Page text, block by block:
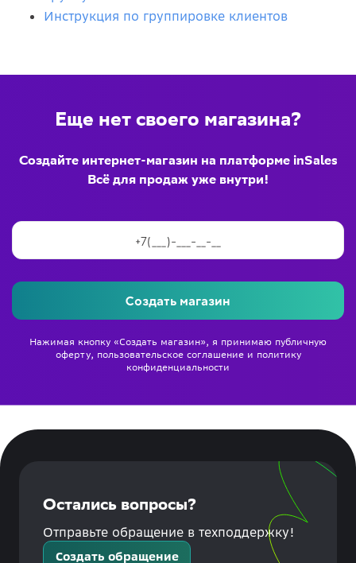
Инструкция по группировке клиентов
Еще нет своего магазина?
Создайте интернет-магазин на платформе inSales
Всё для продаж уже внутри!
Создать магазин
Нажимая кнопку «Создать магазин», я принимаю публичную
оферту, пользовательское соглашениеи политику
конфиденциальности
Остались вопросы?
Отправьте обращение в техподдержку!
Создать обращение